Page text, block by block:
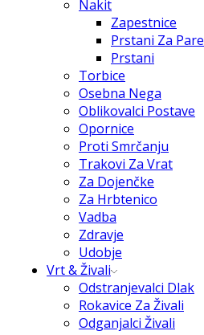
Nakit
Zapestnice
Prstani Za Pare
Prstani
Torbice
Osebna Nega
Oblikovalci Postave
Opornice
Proti Smrčanju
Trakovi Za Vrat
Za Dojenčke
Za Hrbtenico
Vadba
Zdravje
Udobje
Vrt & Živali
Odstranjevalci Dlak
Rokavice Za Živali
Odganjalci Živali